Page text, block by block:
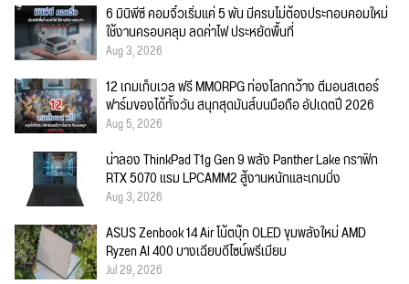
6 มินิพีซี คอมจิ๋วเริ่มแค่ 5 พัน มีครบไม่ต้องประกอบคอมใหม่
ใช้งานครอบคลุม ลดค่าไฟ ประหยัดพื้นที่
Aug 3, 2026
12 เกมเก็บเวล ฟรี MMORPG ท่องโลกกว้าง ตีมอนสเตอร์
ฟาร์มของได้ทั้งวัน สนุกสุดมันส์บนมือถือ อัปเดตปี 2026
Aug 5, 2026
น่าลอง ThinkPad T1g Gen 9 พลัง Panther Lake กราฟิก
RTX 5070 แรม LPCAMM2 สู้งานหนักและเกมมิ่ง
Aug 3, 2026
ASUS Zenbook 14 Air โน้ตบุ๊ก OLED ขุมพลังใหม่ AMD
Ryzen AI 400 บางเฉียบดีไซน์พรีเมียม
Jul 29, 2026